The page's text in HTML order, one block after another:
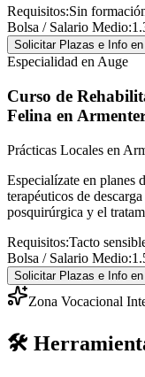
Requisitos:Sin
Bolsa / Salario Medio:
Solicitar Plazas e Info
Especialidad en Auge
Curso de
Felina en
Prácticas Locales en
Especialízate en planes
terapéuticos de
posquirúrgica y el
Requisitos:Tacto
Bolsa / Salario Medio:
Solicitar Plazas e Info
Zona Vocacional
🛠️